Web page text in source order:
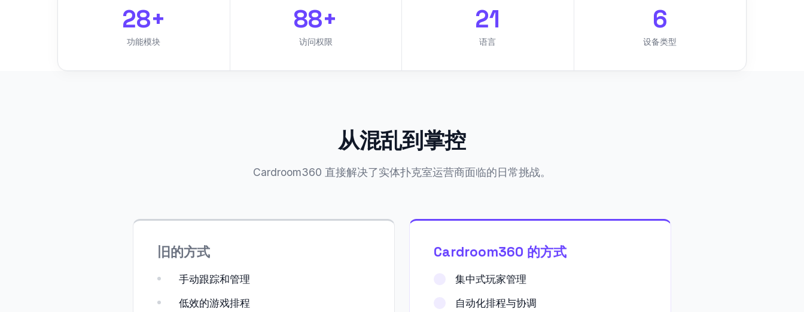
28+
功能模块
88+
访问权限
21
语言
6
设备类型
从混乱到掌控
Cardroom360 直接解决了实体扑克室运营商面临的日常挑战。
旧的方式
手动跟踪和管理
低效的游戏排程
Cardroom360 的方式
集中式玩家管理
自动化排程与协调